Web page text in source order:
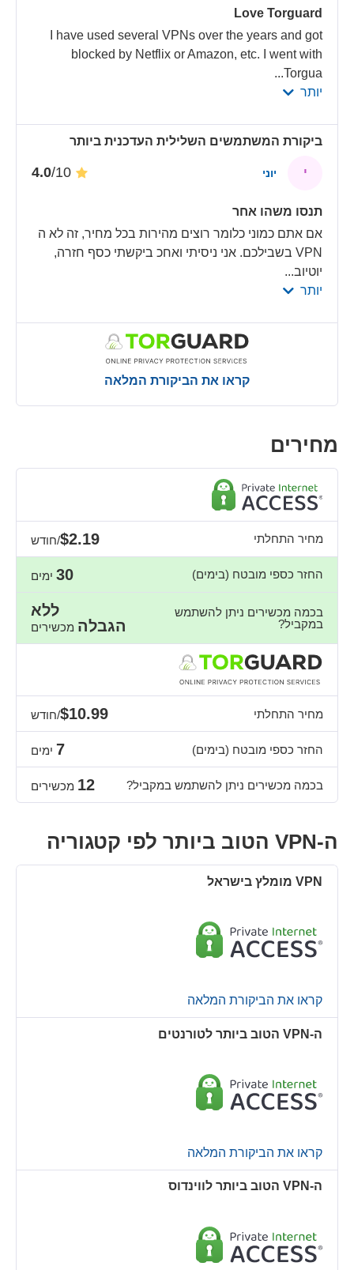
Love Torguard
I have used several VPNs over the years and got
blocked by Netflix or Amazon, etc. I went with
Torgua
...
יותר
ביקורת המשתמשים השלילית העדכנית ביותר
י יוני /10
תנסו משהו אחר
אם אתם כמוני כלומר רוצים מהירות בכל מחיר, זה לא ה
VPN בשבילכם. אני ניסיתי ואחכ ביקשתי כסף חזרה,
יוטיוב...
יותר
קראו את הביקורת המלאה
מחירים
מחיר התחלתי $2.19/חודש
החזר כספי מובטח (בימים) 30 ימים
בכמה מכשירים ניתן להשתמש
במקביל?
ללא
הגבלה מכשירים
מחיר התחלתי $10.99/חודש
החזר כספי מובטח (בימים) 7 ימים
בכמה מכשירים ניתן להשתמש במקביל? 12 מכשירים
ה-VPN הטוב ביותר לפי קטגוריה
קראו את הביקורת המלאה
ה-VPN הטוב ביותר לטורנטים
קראו את הביקורת המלאה
ה-VPN הטוב ביותר לווינדוס